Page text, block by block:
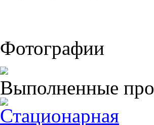
Фотографии
Выполненные